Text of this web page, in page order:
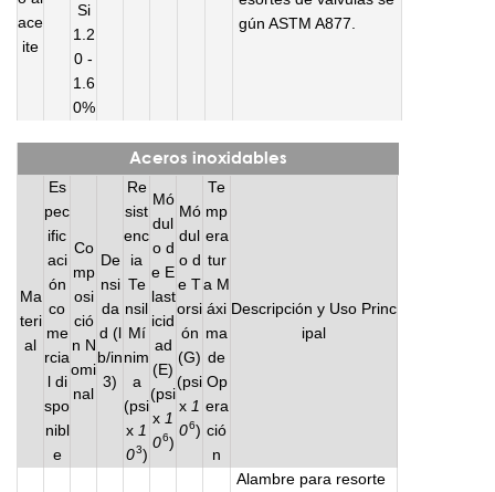
ace
ite
Si
1.2
0 -
1.6
0%
gún ASTM A877.
Aceros inoxidables
Ma
teri
al
Es
pec
ific
aci
ón
co
me
rcia
l di
spo
nibl
e
Co
mp
osi
ció
n N
omi
nal
De
nsi
da
d (l
b/in
3)
Re
sist
enc
ia
Te
nsil
Mí
nim
a
(psi
x 1
03)
Mó
dul
o d
e E
last
icid
ad
(E)
(psi
x 1
06)
Mó
dul
o d
e T
orsi
ón
(G)
(psi
x 1
06)
Te
mp
era
tur
a M
áxi
ma
de
Op
era
ció
n
Descripción y Uso Princ
ipal
Alambre para resorte